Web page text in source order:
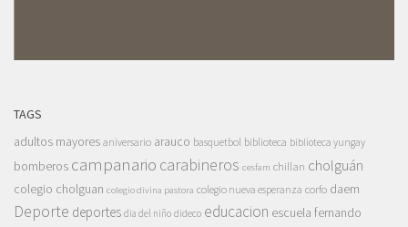
TAGS
adultos mayores aniversario arauco basquetbol biblioteca biblioteca yungay
bomberos campanario carabineros cesfam chillan cholguán
colegio cholguan colegio divina pastora colegio nueva esperanza corfo daem
Deporte deportes dia del niño dideco educacion escuela fernando